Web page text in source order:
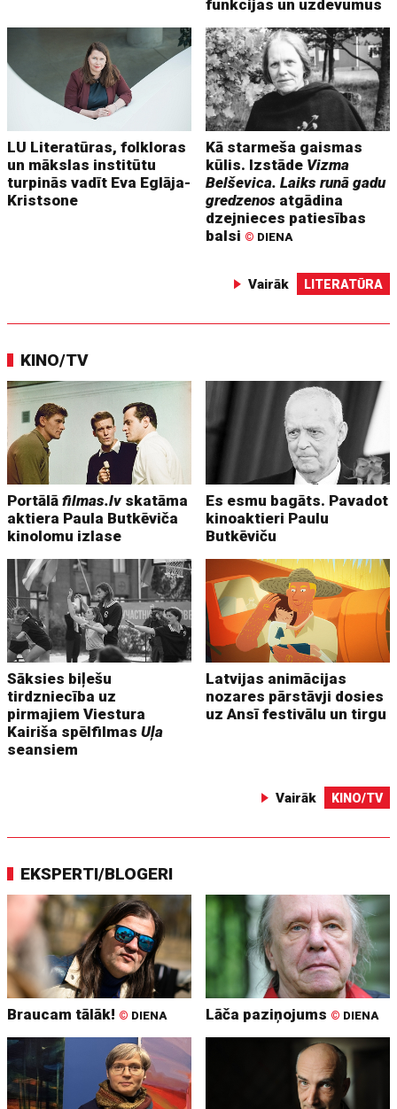
funkcijas un uzdevumus
LU Literatūras, folkloras
un mākslas institūtu
turpinās vadīt Eva Eglāja-
Kristsone
Kā starmeša gaismas
kūlis. Izstāde Vizma
Belševica. Laiks runā gadu
gredzenos atgādina
dzejnieces patiesības
balsi © DIENA
Vairāk LITERATŪRA
KINO/TV
Portālāfilmas.lv skatāma
aktiera Paula Butkēviča
kinolomu izlase
Es esmu bagāts. Pavadot
kinoaktieri Paulu
Butkēviču
Sāksies biļešu
tirdzniecība uz
pirmajiem Viestura
Kairiša spēlfilmasUļa
seansiem
Latvijas animācijas
nozares pārstāvji dosies
uz Ansī festivālu un tirgu
Vairāk KINO/TV
EKSPERTI/BLOGERI
Braucam tālāk! © DIENA Lāča paziņojums © DIENA